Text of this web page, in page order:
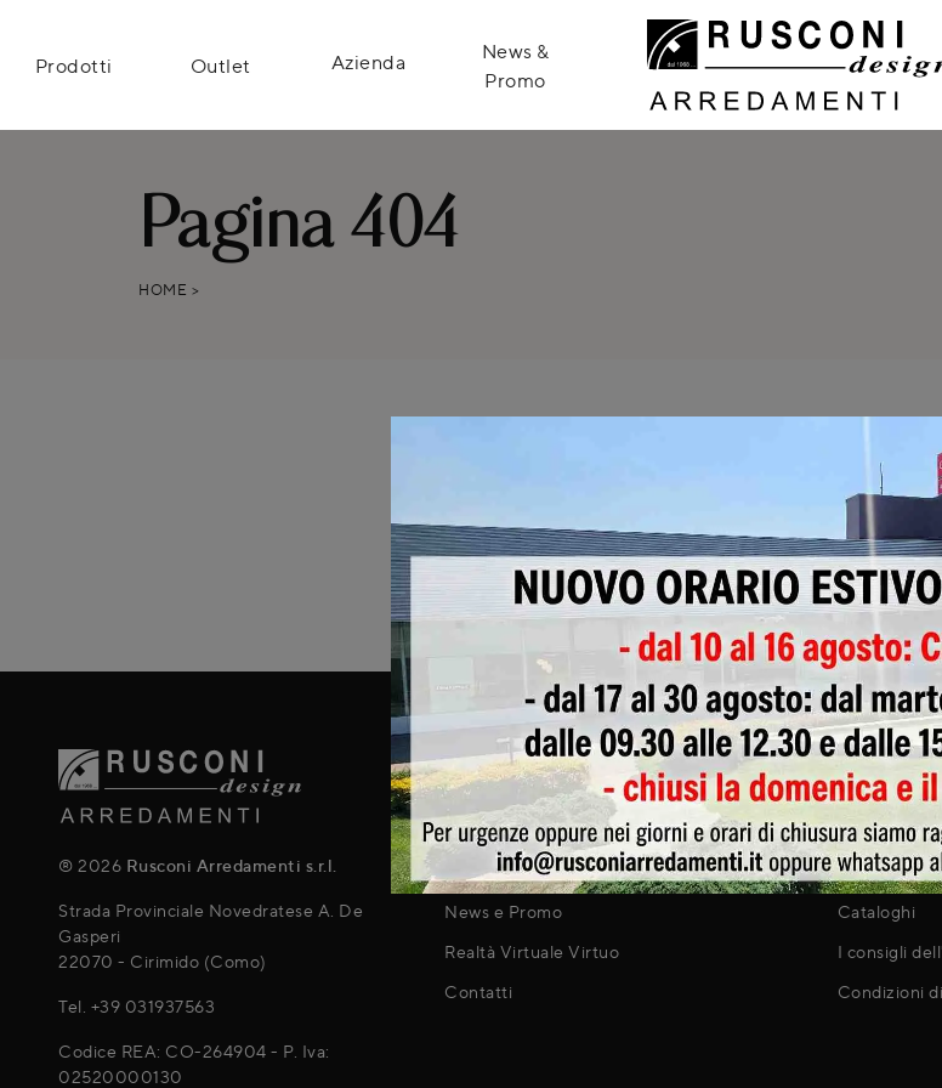
Prodotti Outlet Azienda
News &
Promo
Pagina 404
HOME >
Pagina non
Ci dispiace ma la pagina che stai cercando non è più
Continua a navigare per scoprire tante altre
Continua a Navigare
® 2026 Rusconi Arredamenti s.r.l.
Strada Provinciale Novedratese A. De
Gasperi
22070 - Cirimido (Como)
Tel. +39 031937563
Codice REA: CO-264904 - P. Iva:
02520000130
ABOUT
Chi Siamo
Servizi
Realizzazioni
News e Promo
Realtà Virtuale Virtuo
Contatti
Shop
Outlet
I Nostri
Cataloghi
I consigli
Condizioni